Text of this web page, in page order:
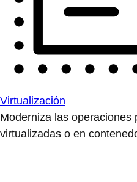
Virtualización
Moderniza las operaciones
virtualizadas o en